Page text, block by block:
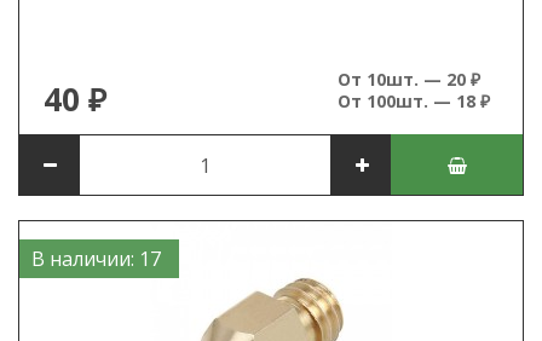
40 ₽
От 10шт. — 20 ₽
От 100шт. — 18 ₽
В наличии: 17